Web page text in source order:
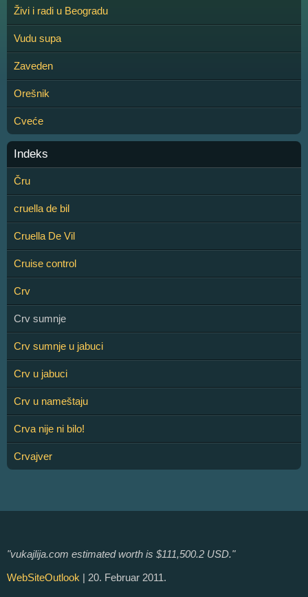
Živi i radi u Beogradu
Vudu supa
Zaveden
Orešnik
Cveće
Indeks
Čru
cruella de bil
Cruella De Vil
Cruise control
Crv
Crv sumnje
Crv sumnje u jabuci
Crv u jabuci
Crv u nameštaju
Crva nije ni bilo!
Crvajver
"vukajlija.com estimated worth is $111,500.2 USD."
WebSiteOutlook | 20. Februar 2011.